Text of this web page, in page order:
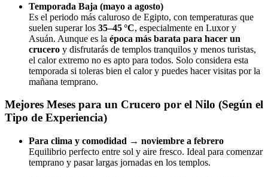
Temporada Baja (mayo a agosto)
Es el periodo más caluroso de Egipto, con temperaturas que
suelen superar los 35–45 °C, especialmente en Luxor y
Asuán. Aunque es la época más barata para hacer un
crucero y disfrutarás de templos tranquilos y menos turistas,
el calor extremo no es apto para todos. Solo considera esta
temporada si toleras bien el calor y puedes hacer visitas por la
mañana temprano.
Mejores Meses para un Crucero por el Nilo (Según el
Tipo de Experiencia)
Para clima y comodidad → noviembre a febrero
Equilibrio perfecto entre sol y aire fresco. Ideal para comenzar
temprano y pasar largas jornadas en los templos.